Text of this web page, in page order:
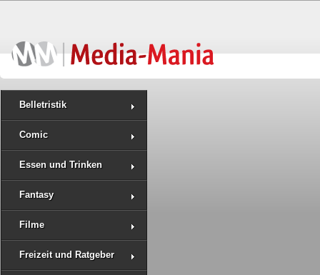
Belletristik
Comic
Essen und Trinken
Fantasy
Filme
Freizeit und Ratgeber